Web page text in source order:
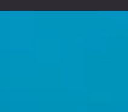
2 parties : la...